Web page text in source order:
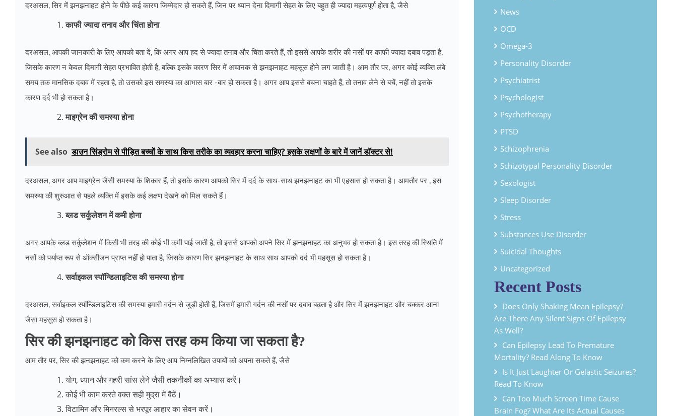
दरअसल, सिर में झनझनाहट होने के पीछे कई कारण जिम्मेदार हो सकते हैं, जिन पर ध्यान देना दिमागी सेहत के लिए बहुत ही ज्यादा महत्वपूर्ण होता है, जैसे
काफी ज्यादा तनाव और चिंता होना
दरअसल, आपकी जानकारी के लिए आपको बता दें, कि अगर आप हद से ज्यादा तनाव और चिंता करते हैं, तो इससे आपके शरीर की नसों पर काफी ज्यादा दबाव पड़ता है,
जिसके कारण न केवल दिमागी सेहत प्रभावित होती है, बल्कि इसके कारण सिर में अचानक से झनझनाहट महसूस होने लग जाती है। आम तौर पर, अगर कोई व्यक्ति लंबे
समय तक मानसिक दबाव में रहता है, तो उसको इस समस्या का आभास बार -बार हो सकता है। अगर आप इससे बचना चाहते हैं, तो तनाव लेने से बचें, नहीं तो इसके
कारण दर्द भी हो सकता है।
माइग्रेन की समस्या होना
See also डाउन सिंड्रोम से पीड़ित बच्चों के साथ किस तरीके का व्यवहार करना चाहिए? इसके लक्षणों के बारे में जानें डॉक्टर से!
दरअसल, अगर आप माइग्रेन जैसी समस्या के शिकार हैं, तो इसके कारण आपको सिर में दर्द के साथ-साथ झनझनाहट का भी एहसास हो सकता है। आमतौर पर , इस
समस्या की शुरुआत से पहले व्यक्ति में इसके कई लक्षण देखने को मिल सकते हैं।
ब्लड सर्कुलेशन में कमी होना
अगर आपके ब्लड सर्कुलेशन में किसी भी तरह की कोई भी कमी पाई जाती है, तो इससे आपको अपने सिर में झनझनाहट का अनुभव हो सकता है। इस तरह की स्थिति में
नसों को पर्याप्त रूप से ऑक्सीजन प्राप्त नहीं हो पाता है, जिसके कारण सिर झनझनाहट के साथ साथ आपको दर्द भी महसूस हो सकता है।
सर्वाइकल स्पॉन्डिलाइटिस की समस्या होना
दरअसल, सर्वाइकल स्पॉन्डिलाइटिस की समस्या हमारी गर्दन से जुड़ी होती हैं, जिसमें हमारी गर्दन की नसों पर दबाव बढ़ता है और सिर में झनझनाहट और चक्कर आना
जैसा महसूस हो सकता है।
सिर की झनझनाहट को किस तरह कम किया जा सकता है?
आम तौर पर, सिर की झनझनाहट को कम करने के लिए आप निम्नलिखित उपायों को अपना सकते हैं, जैसे
योग, ध्यान और गहरी सांस लेने जैसी तकनीकों का अभ्यास करें।
कोई भी काम करते वक्त सही मुद्रा में बैठें।
विटामिन और मिनरल्स से भरपूर आहार का सेवन करें।
News
OCD
Omega-3
Personality Disorder
Psychiatrist
Psychologist
Psychotherapy
PTSD
Schizophrenia
Schizotypal Personality Disorder
Sexologist
Sleep Disorder
Stress
Substances Use Disorder
Suicidal Thoughts
Uncategorized
Recent Posts
Does Only Shaking Mean Epilepsy?
Are There Any Silent Signs Of Epilepsy
As Well?
Can Epilepsy Lead To Premature
Mortality? Read Along To Know
Is It Just Laughter Or Gelastic Seizures?
Read To Know
Can Too Much Screen Time Cause
Brain Fog? What Are Its Actual Causes